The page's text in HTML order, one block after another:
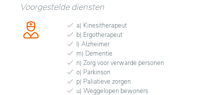
Voorgestelde diensten
a) Kinesitherapeut
b) Ergotherapeut
l) Alzheimer
m) Dementie
n) Zorg voor verwarde personen
o) Parkinson
p) Paliatieve zorgen
u) Weggelopen bewoners